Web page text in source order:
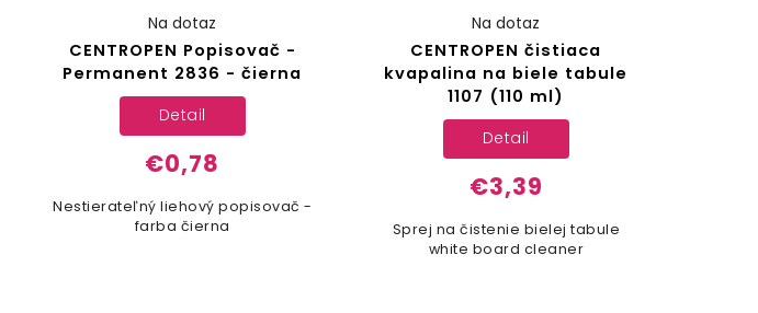
CENTROPEN Popisovač -
Permanent 2836 - čierna
Na dotaz
€0,78
Detail
Nestierateľný liehový popisovač -
farba čierna
CENTROPEN čistiaca
kvapalina na biele tabule
1107 (110 ml)
Na dotaz
€3,39
Detail
Sprej na čistenie bielej tabule
white board cleaner